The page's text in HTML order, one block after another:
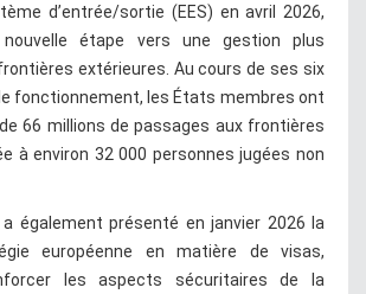
d’entrée/sortie (EES) en avril 2026,
étape vers une gestion plus
extérieures. Au cours de ses six
fonctionnement, les États membres ont
66 millions de passages aux frontières
à environ 32 000 personnes jugées non
également présenté en janvier 2026 la
européenne en matière de visas,
les aspects sécuritaires de la